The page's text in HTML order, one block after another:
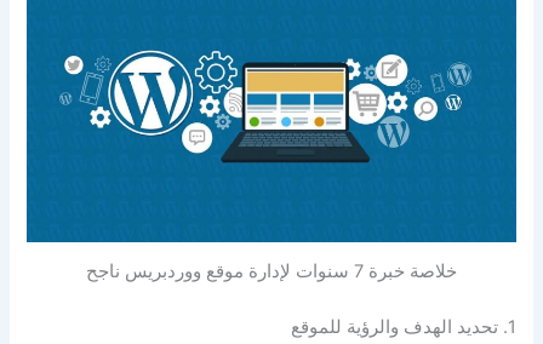
خلاصة خبرة 7 سنوات لإدارة موقع ووردبريس ناجح
1. تحديد الهدف والرؤية للموقع